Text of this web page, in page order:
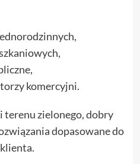
komercyjni.
terenu zielonego, dobry
dopasowane do